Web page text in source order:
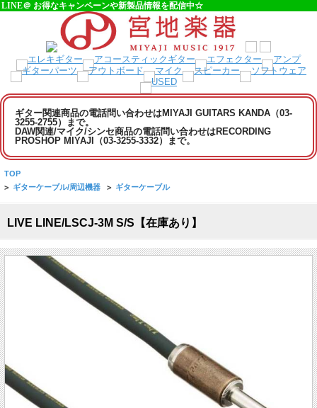
LINE＠ お得なキャンペーンや新製品情報を配信中☆
ギター関連商品の電話問い合わせはMIYAJI GUITARS KANDA（03-
3255-2755）まで。
DAW関連/マイク/シンセ商品の電話問い合わせはRECORDING
PROSHOP MIYAJI（03-3255-3332）まで。
TOP
> ギターケーブル/周辺機器 > ギターケーブル
LIVE LINE/LSCJ-3M S/S【在庫あり】